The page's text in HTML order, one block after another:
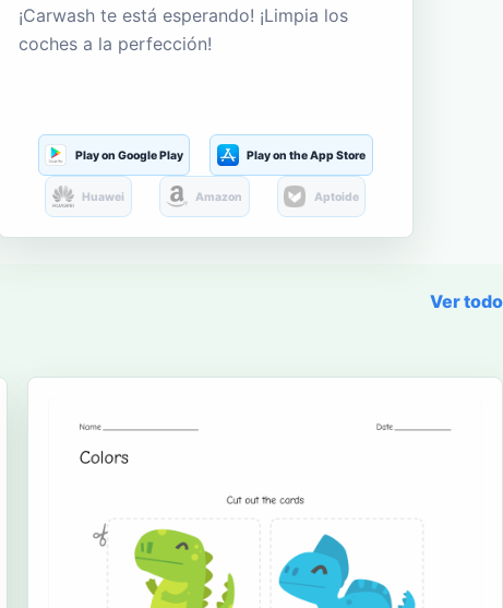
¡Carwash te está esperando! ¡Limpia los
coches a la perfección!
Play on Google Play Play on the App Store
Huawei Amazon Aptoide
Ver todo